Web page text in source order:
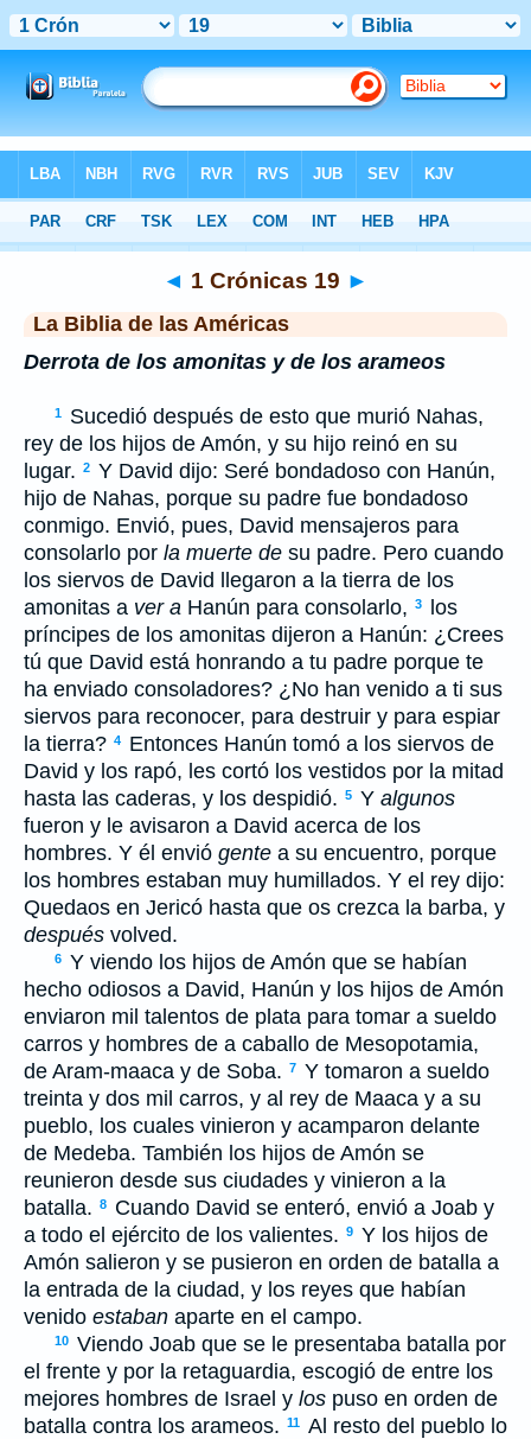
>LBLA > 1 Crónicas 19
◄ 1 Crónicas 19 ►
La Biblia de las Américas
Derrota de los amonitas y de los arameos
1
Sucedió después de esto que murió Nahas,
rey de los hijos de Amón, y su hijo reinó en su
lugar. 2 Y David dijo: Seré bondadoso con Hanún,
hijo de Nahas, porque su padre fue bondadoso
conmigo. Envió, pues, David mensajeros para
consolarlo por la muerte de su padre. Pero cuando
los siervos de David llegaron a la tierra de los
amonitas a ver a Hanún para consolarlo, 3
los
príncipes de los amonitas dijeron a Hanún: ¿Crees
tú que David está honrando a tu padre porque te
ha enviado consoladores? ¿No han venido a ti sus
siervos para reconocer, para destruir y para espiar
la tierra? 4
Entonces Hanún tomó a los siervos de
David y los rapó, les cortó los vestidos por la mitad
hasta las caderas, y los despidió. 5 Y algunos
fueron y le avisaron a David acerca de los
hombres. Y él envió gente a su encuentro, porque
los hombres estaban muy humillados. Y el rey dijo:
Quedaos en Jericó hasta que os crezca la barba, y
después volved.
6 Y viendo los hijos de Amón que se habían
hecho odiosos a David, Hanún y los hijos de Amón
enviaron mil talentos de plata para tomar a sueldo
carros y hombres de a caballo de Mesopotamia,
de Aram-maaca y de Soba. 7 Y tomaron a sueldo
treinta y dos mil carros, y al rey de Maaca y a su
pueblo, los cuales vinieron y acamparon delante
de Medeba. También los hijos de Amón se
reunieron desde sus ciudades y vinieron a la
batalla. 8
Cuando David se enteró, envió a Joab y
a todo el ejército de los valientes. 9 Y los hijos de
Amón salieron y se pusieron en orden de batalla a
la entrada de la ciudad, y los reyes que habían
venido estaban aparte en el campo.
10 Viendo Joab que se le presentaba batalla por
el frente y por la retaguardia, escogió de entre los
mejores hombres de Israel y los puso en orden de
batalla contra los arameos. 11 Al resto del pueblo lo